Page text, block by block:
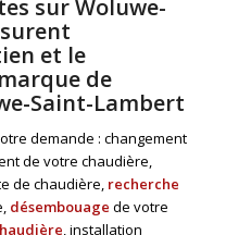
sur Woluwe-
et le
de
Saint-Lambert
demande : changement
de votre chaudière,
de chaudière, recherche
désembouage de votre
, installation